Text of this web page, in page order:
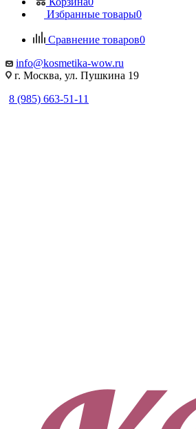
Избранные товары0
Сравнение товаров0
info@kosmetika-wow.ru
г. Москва, ул. Пушкина 19
8 (985) 663-51-11